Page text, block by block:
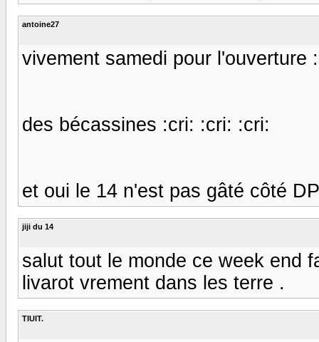
antoine27
vivement samedi pour l'ouverture
des bécassines :cri: :cri: :cri:
et oui le 14 n'est pas gâté côté
jiji du 14
salut tout le monde ce week end
livarot vrement dans les terre .
TIUIT.